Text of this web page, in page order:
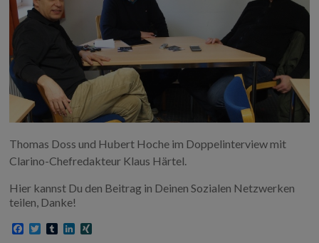
Thomas Doss und Hubert Hoche im Doppelinterview mit
Clarino-Chefredakteur Klaus Härtel.
Hier kannst Du den Beitrag in Deinen Sozialen Netzwerken
teilen, Danke!
F
T
T
L